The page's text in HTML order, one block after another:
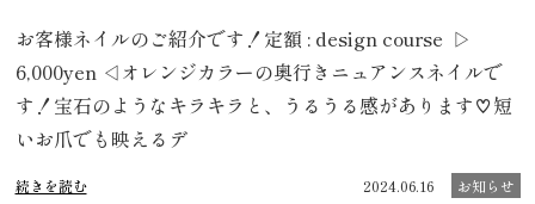
お客様ネイルのご紹介です！定額 : design course ▷
6,000yen ◁オレンジカラーの奥行きニュアンスネイルで
す！宝石のようなキラキラと、うるうる感があります♡短
いお爪でも映えるデ
続きを読む 2024.06.16 お知らせ